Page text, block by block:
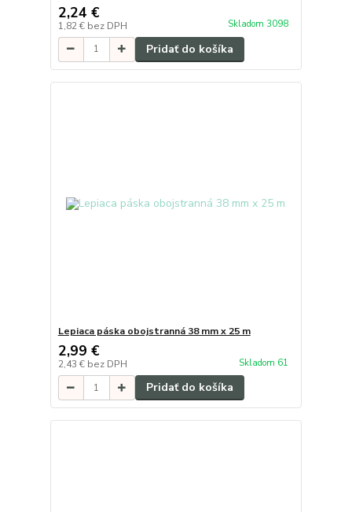
2,24 €
1,82 € bez DPH Skladom 3098
Pridať do košíka
Lepiaca páska obojstranná 38 mm x 25 m
2,99 €
2,43 € bez DPH Skladom 61
Pridať do košíka